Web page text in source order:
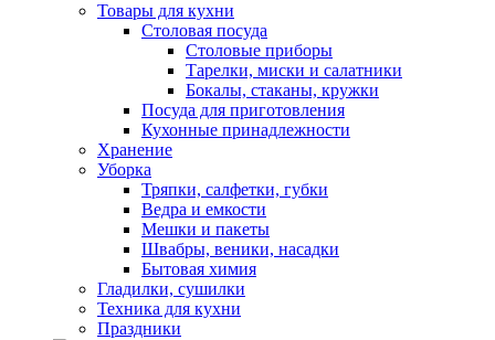
Товары для кухни
Столовая посуда
Столовые приборы
Тарелки, миски и салатники
Бокалы, стаканы, кружки
Посуда для приготовления
Кухонные принадлежности
Хранение
Уборка
Тряпки, салфетки, губки
Ведра и емкости
Мешки и пакеты
Швабры, веники, насадки
Бытовая химия
Гладилки, сушилки
Техника для кухни
Праздники